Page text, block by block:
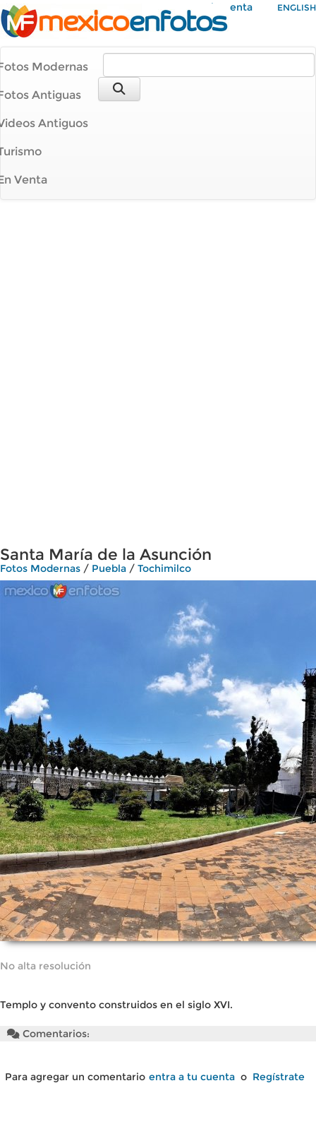
Mi Cuenta ENGLISH
Modernas
Antiguas
Antiguos
Venta
Santa María de la Asunción
Fotos Modernas / Puebla / Tochimilco
No alta resolución
Templo y convento construidos en el siglo XVI.
Comentarios:
Para agregar un comentario entra a tu cuenta o Regístrate